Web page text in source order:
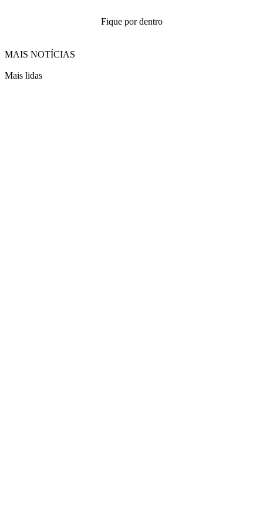
Fique por dentro
MAIS NOTÍCIAS
Mais lidas